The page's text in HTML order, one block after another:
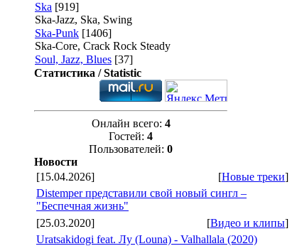
Ska [919]
Ska-Jazz, Ska, Swing
Ska-Punk [1406]
Ska-Core, Crack Rock Steady
Soul, Jazz, Blues [37]
Статистика / Statistic
Онлайн всего: 4
Гостей: 4
Пользователей: 0
Новости
[15.04.2026]
[Новые треки]
Distemper представили свой новый сингл –
"Беспечная жизнь"
[25.03.2020]
[Видео и клипы]
Uratsakidogi feat. Лу (Louna) - Valhallala (2020)